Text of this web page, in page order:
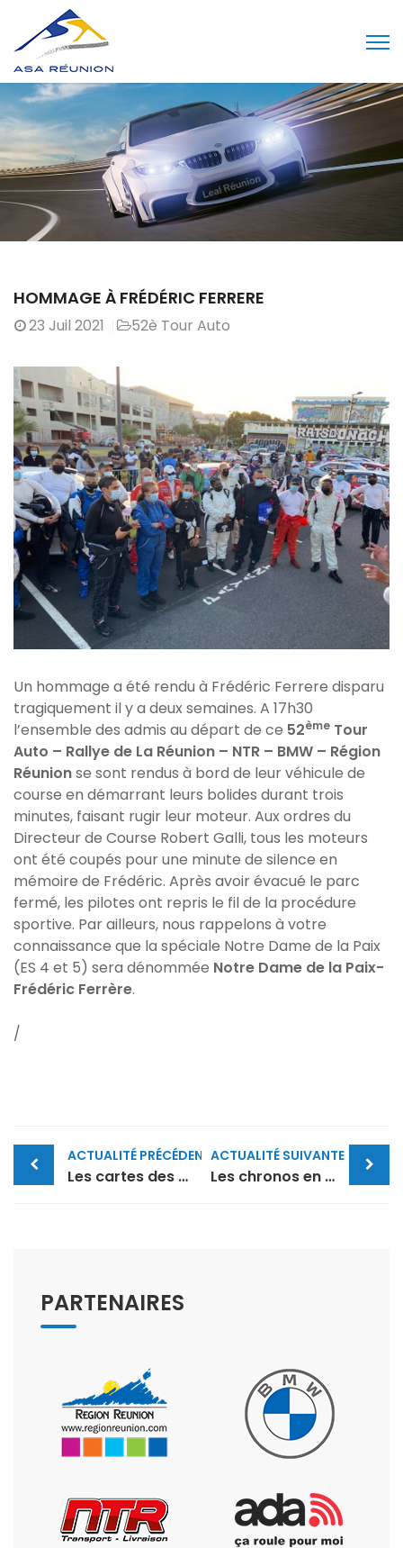
HOMMAGE À FRÉDÉRIC FERRERE
23 Juil 2021 52è Tour Auto
Un hommage a été rendu à Frédéric Ferrere disparu
tragiquement il y a deux semaines. A 17h30
l’ensemble des admis au départ de ce 52ème Tour
Auto – Rallye de La Réunion – NTR – BMW – Région
Réunionse sont rendus à bord de leur véhicule de
course en démarrant leurs bolides durant trois
minutes, faisant rugir leur moteur. Aux ordres du
Directeur de Course Robert Galli, tous les moteurs
ont été coupés pour une minute de silence en
mémoire de Frédéric. Après avoir évacué le parc
fermé, les pilotes ont repris le fil de la procédure
sportive. Par ailleurs, nous rappelons à votre
connaissance que la spéciale Notre Dame de la Paix
(ES 4 et 5) sera dénommée Notre Dame de la Paix-
Frédéric Ferrère.
/
Post
navigation
ACTUALITÉ PRÉCÉDENTE
Les cartes des spéciales
ACTUALITÉ SUIVANTE
Les chronos en direct
PARTENAIRES